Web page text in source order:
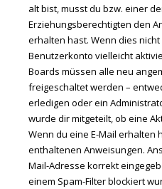
alt bist, musst du bzw. einer
Erziehungsberechtigten den
erhalten hast. Wenn dies nicht
Benutzerkonto vielleicht
Boards müssen alle neu
freigeschaltet werden –
erledigen oder ein
wurde dir mitgeteilt, ob eine
Wenn du eine E-Mail erhalten
enthaltenen Anweisungen.
Mail-Adresse korrekt
einem Spam-Filter blockiert